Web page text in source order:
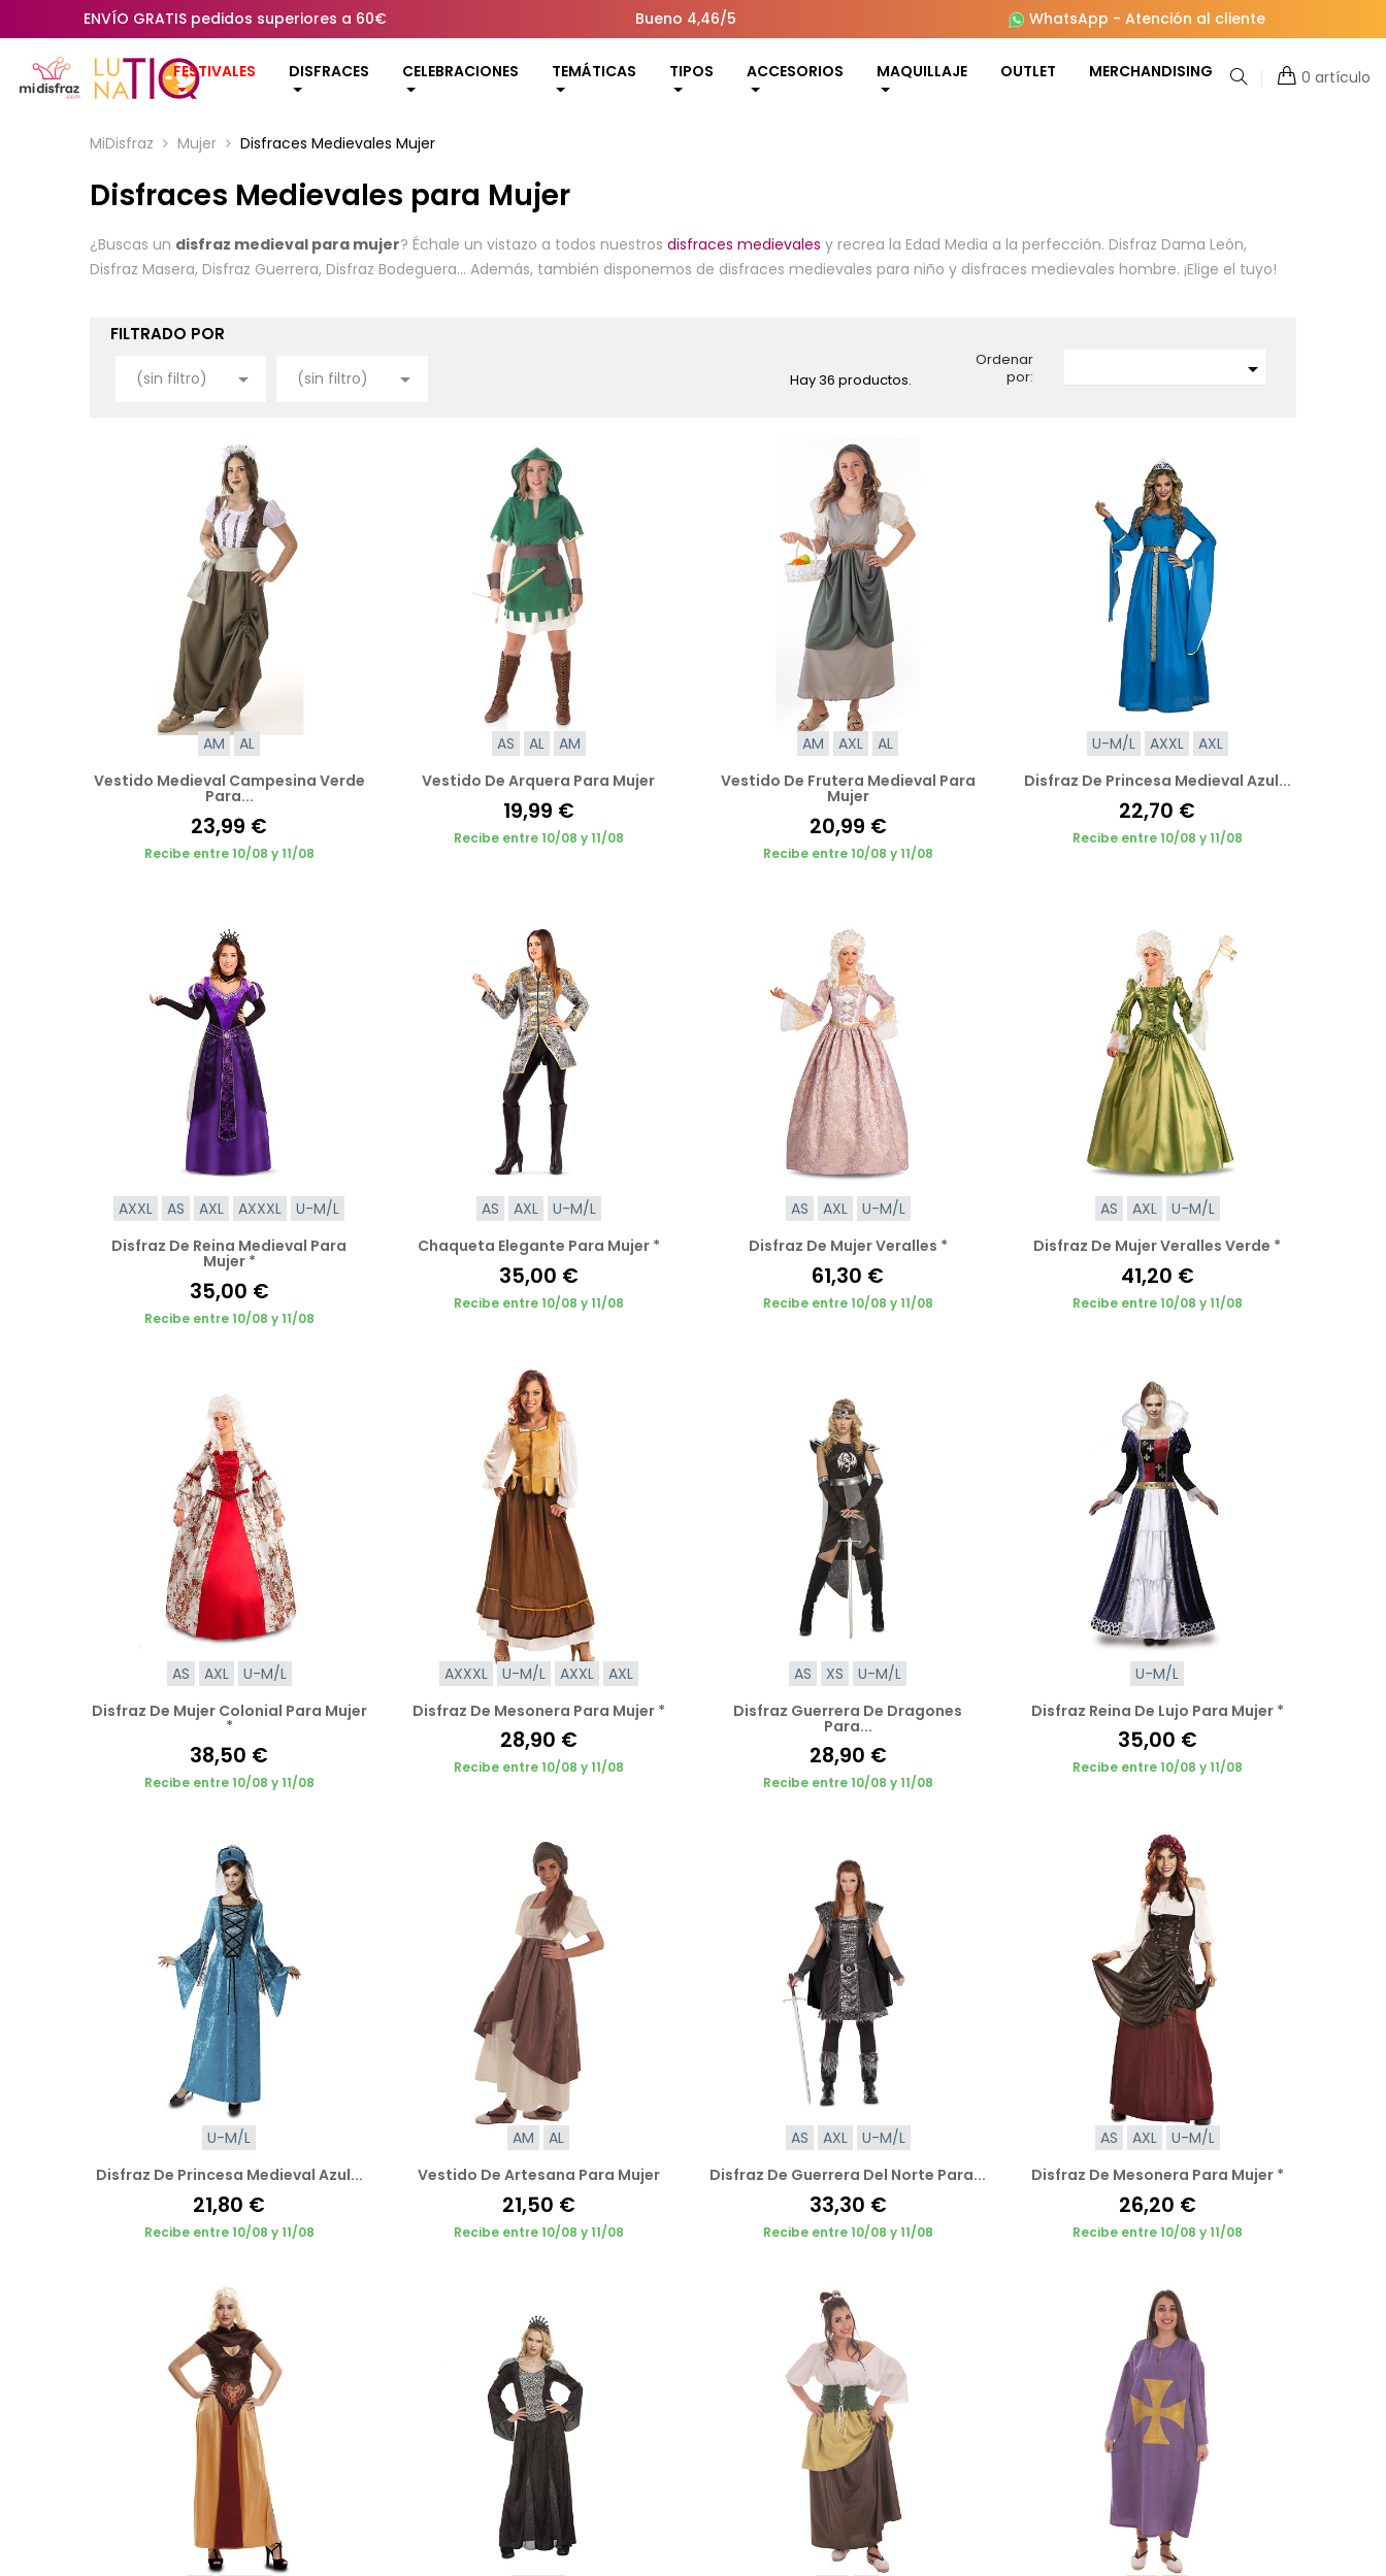
ENVÍO GRATIS pedidos superiores a 60€ Bueno 4,46/5 WhatsApp - Atención al cliente
FESTIVALES DISFRACES CELEBRACIONES TEMÁTICAS TIPOS ACCESORIOS MAQUILLAJE OUTLET MERCHANDISING 0 artículo
MiDisfraz Mujer Disfraces Medievales Mujer
Disfraces Medievales para Mujer
¿Buscas un disfraz medieval para mujer? Échale un vistazo a todos nuestros disfraces medievales y recrea la Edad Media a la perfección. Disfraz Dama León,
Disfraz Masera, Disfraz Guerrera, Disfraz Bodeguera… Además, también disponemos de disfraces medievales para niño y disfraces medievales hombre. ¡Elige el tuyo!
FILTRADO POR
(sin filtro)  (sin filtro)  Hay 36 productos.
Ordenar
por:

AM
AL
Vestido Medieval Campesina Verde
Para...
23,99 €
Recibe entre 10/08 y 11/08
AS AL
AM
Vestido De Arquera Para Mujer
19,99 €
Recibe entre 10/08 y 11/08
AM AXL
AL
Vestido De Frutera Medieval Para
Mujer
20,99 €
Recibe entre 10/08 y 11/08
U-M/L AXXL
AXL
Disfraz De Princesa Medieval Azul...
22,70 €
Recibe entre 10/08 y 11/08
AXXL AS AXL AXXXL
U-M/L
Disfraz De Reina Medieval Para
Mujer *
35,00 €
Recibe entre 10/08 y 11/08
AS AXL
U-M/L
Chaqueta Elegante Para Mujer *
35,00 €
Recibe entre 10/08 y 11/08
AS AXL
U-M/L
Disfraz De Mujer Veralles *
61,30 €
Recibe entre 10/08 y 11/08
AS AXL
U-M/L
Disfraz De Mujer Veralles Verde *
41,20 €
Recibe entre 10/08 y 11/08
AS AXL
U-M/L
Disfraz De Mujer Colonial Para Mujer
*
38,50 €
Recibe entre 10/08 y 11/08
AXXXL U-M/L AXXL
AXL
Disfraz De Mesonera Para Mujer *
28,90 €
Recibe entre 10/08 y 11/08
AS XS
U-M/L
Disfraz Guerrera De Dragones
Para...
28,90 €
Recibe entre 10/08 y 11/08
U-M/L
Disfraz Reina De Lujo Para Mujer *
35,00 €
Recibe entre 10/08 y 11/08
U-M/L
Disfraz De Princesa Medieval Azul...
21,80 €
Recibe entre 10/08 y 11/08
AM
AL
Vestido De Artesana Para Mujer
21,50 €
Recibe entre 10/08 y 11/08
AS AXL
U-M/L
Disfraz De Guerrera Del Norte Para...
33,30 €
Recibe entre 10/08 y 11/08
AS AXL
U-M/L
Disfraz De Mesonera Para Mujer *
26,20 €
Recibe entre 10/08 y 11/08